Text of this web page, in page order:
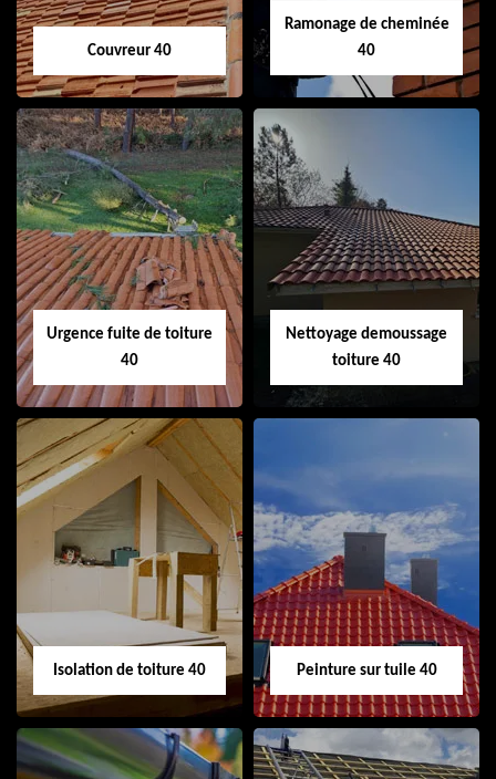
Couvreur 40
Couvreur 40
Ramonage de cheminée
40
Ramonage de
cheminée 40
Urgence fuite de toiture
40
Urgence fuite de
toiture 40
Nettoyage demoussage
toiture 40
Nettoyage
demoussage
toiture 40
Isolation de toiture 40 Peinture sur tuile 40